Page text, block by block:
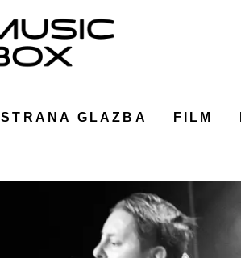
STRANA GLAZBA FILM